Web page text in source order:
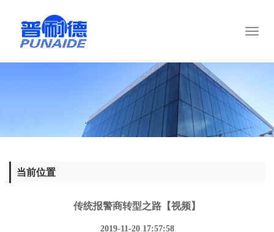
当前位置
传统报警商转型之路【视频】
2019-11-20 17:57:58